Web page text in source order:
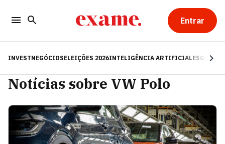
Entrar
INVESTNEGÓCIOSELEIÇÕES 2026INTELIGÊNCIA ARTIFICIALESG
Notícias sobre VW Polo